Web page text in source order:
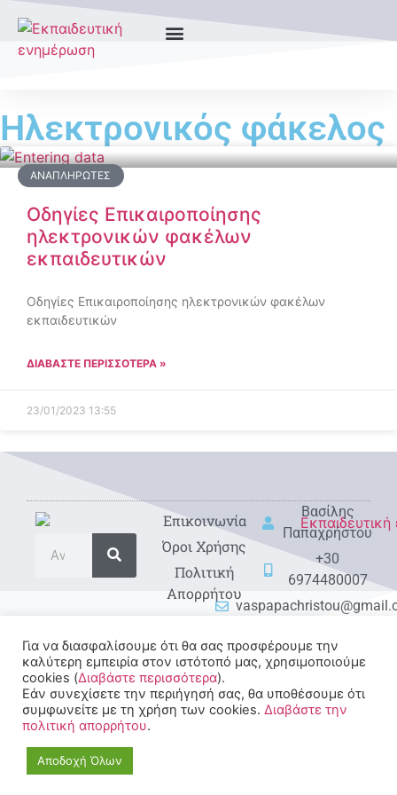
Ηλεκτρονικός φάκελος
ΑΝΑΠΛΗΡΩΤΈΣ
Οδηγίες Επικαιροποίησης
ηλεκτρονικών φακέλων
εκπαιδευτικών
Οδηγίες Επικαιροποίησης ηλεκτρονικών φακέλων
εκπαιδευτικών
ΔΙΑΒΑΣΤΕ ΠΕΡΙΣΣΟΤΕΡΑ »
23/01/2023 13:55
Eπικοινωνία
Όροι Χρήσης
Πολιτική
Απορρήτου
Βασίλης
Παπαχρήστου
+30
6974480007
© 2022-2025 All rights
Reserved.
Για να διασφαλίσουμε ότι θα σας προσφέρουμε την
καλύτερη εμπειρία στον ιστότοπό μας, χρησιμοποιούμε
cookies (Διαβάστε περισσότερα).
Εάν συνεχίσετε την περιήγησή σας, θα υποθέσουμε ότι
συμφωνείτε με τη χρήση των cookies. Διαβάστε την
πολιτική απορρήτου.
Αποδοχή Όλων